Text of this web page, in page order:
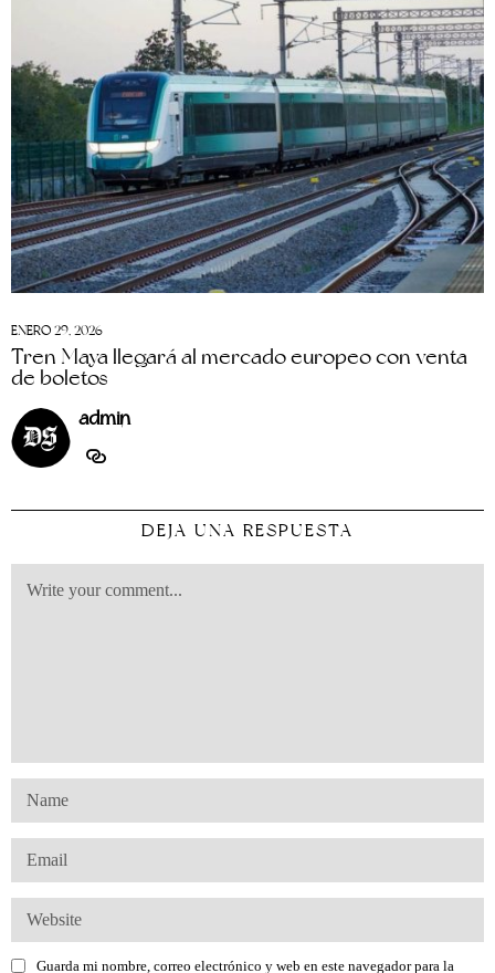
ENERO 29, 2026
Tren Maya llegará al mercado europeo con venta
de boletos
admin
DEJA UNA RESPUESTA
Guarda mi nombre, correo electrónico y web en este navegador para la